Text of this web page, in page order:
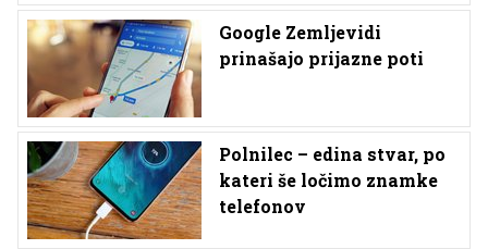
Google Zemljevidi
prinašajo prijazne poti
Polnilec – edina stvar, po
kateri še ločimo znamke
telefonov